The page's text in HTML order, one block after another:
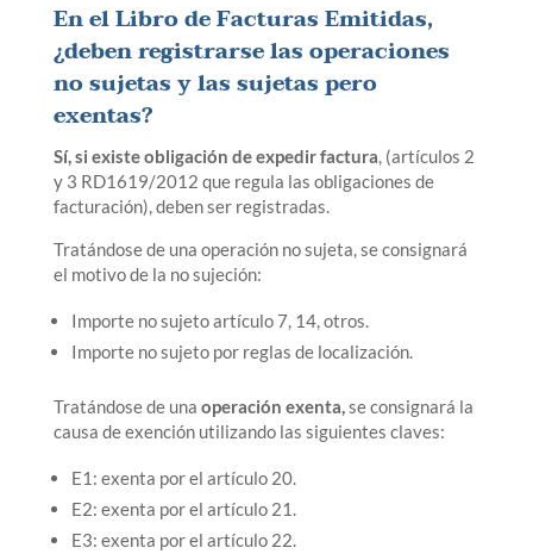
En el Libro deFacturas Emitidas,
¿deben registrarse las operaciones
no sujetas y las sujetas pero
exentas?
Sí, si existe obligación de expedir factura, (artículos 2
y 3 RD1619/2012 que regula las obligaciones de
facturación), deben ser registradas.
Tratándose de una operación no sujeta, se consignará
el motivo de la no sujeción:
Importe no sujeto artículo 7, 14, otros.
Importe no sujeto por reglas de localización.
Tratándose de una operación exenta,se consignará la
causa de exención utilizando las siguientes claves:
E1: exenta por el artículo 20.
E2: exenta por el artículo 21.
E3: exenta por el artículo 22.